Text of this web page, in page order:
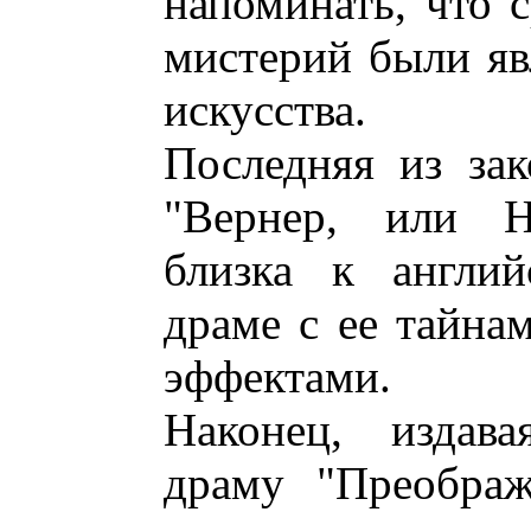
мистерий были
искусства.
Последняя из
"Вернер, или
близка к
драме с ее
эффектами.
Наконец,
драму